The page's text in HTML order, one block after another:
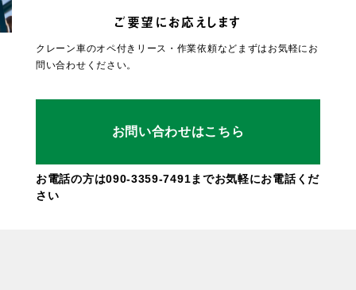
ご要望にお応えします
クレーン車のオペ付きリース・作業依頼など まずはお気軽にお
問い合わせください。
お問い合わせはこちら
お電話の方は090-3359-7491までお気軽にお電話くだ
さい